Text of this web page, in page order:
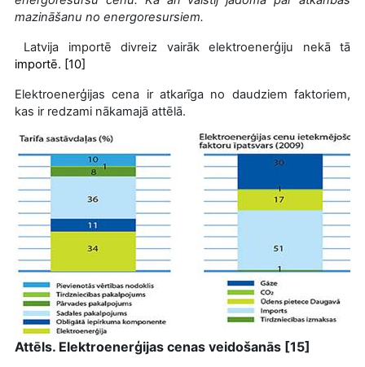
mazināšanu no energoresursiem.
Latvija importē divreiz vairāk elektroenerģiju nekā tā
importē. [10]
Elektroenerģijas cena ir atkarīga no daudziem faktoriem,
kas ir redzami nākamajā attēlā.
Attēls. Elektroenerģijas cenas veidošanās [15]